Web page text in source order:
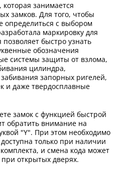
занимается
замков. Для того, чтобы
определиться с выбором
маркировку для
быстро узнать
обозначения
системы защиты от взлома,
цилиндра,
запорных ригелей,
и даже твердосплавные
замок с функцией быстрой
обратить внимание на
"Y". При этом необходимо
только при наличии
и смена кода может
при открытых дверях.